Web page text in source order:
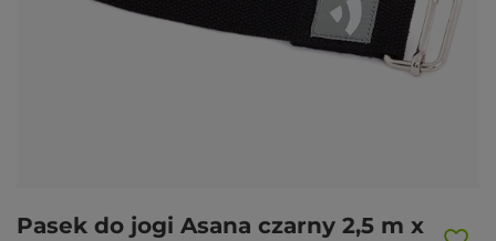
Pasek do jogi Asana czarny 2,5 m x